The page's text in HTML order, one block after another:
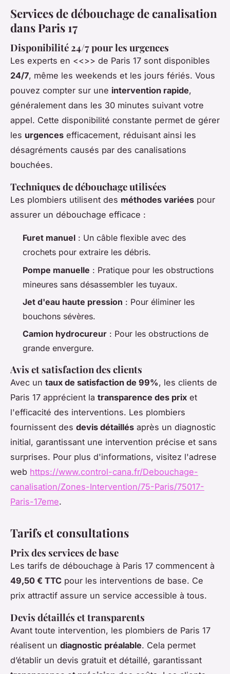
Services de débouchage de canalisation
dans Paris 17
Disponibilité 24/7 pour les urgences
Les experts en << >> de Paris 17 sont disponibles
24/7, même les weekends et les jours fériés. Vous
pouvez compter sur une intervention rapide,
généralement dans les 30 minutes suivant votre
appel. Cette disponibilité constante permet de gérer
les urgences efficacement, réduisant ainsi les
désagréments causés par des canalisations
bouchées.
Techniques de débouchage utilisées
Les plombiers utilisent des méthodes variées pour
assurer un débouchage efficace :
Furet manuel : Un câble flexible avec des
crochets pour extraire les débris.
Pompe manuelle : Pratique pour les obstructions
mineures sans désassembler les tuyaux.
Jet d'eau haute pression : Pour éliminer les
bouchons sévères.
Camion hydrocureur : Pour les obstructions de
grande envergure.
Avis et satisfaction des clients
Avec un taux de satisfaction de 99%, les clients de
Paris 17 apprécient la transparence des prix et
l'efficacité des interventions. Les plombiers
fournissent des devis détaillés après un diagnostic
initial, garantissant une intervention précise et sans
surprises. Pour plus d'informations, visitez l'adrese
web https://www.control-cana.fr/Debouchage-
canalisation/Zones-Intervention/75-Paris/75017-
Paris-17eme.
Tarifs et consultations
Prix des services de base
Les tarifs de débouchage à Paris 17 commencent à
49,50 € TTC pour les interventions de base. Ce
prix attractif assure un service accessible à tous.
Devis détaillés et transparents
Avant toute intervention, les plombiers de Paris 17
réalisent un diagnostic préalable. Cela permet
d’établir un devis gratuit et détaillé, garantissant